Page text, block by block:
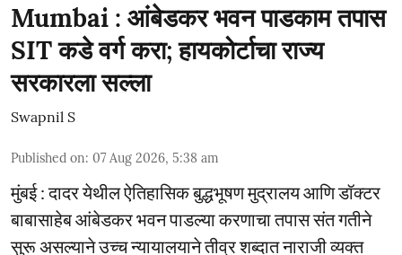
Mumbai : आंबेडकर भवन पाडकाम तपास
SIT कडे वर्ग करा; हायकोर्टाचा राज्य
सरकारला सल्ला
Swapnil S
Published on: 07 Aug 2026, 5:38 am
मुंबई : दादर येथील ऐतिहासिक बुद्धभूषण मुद्रालय आणि डॉक्टर
बाबासाहेब आंबेडकर भवन पाडल्या करणाचा तपास संत गतीने
सुरू असल्याने उच्च न्यायालयाने तीव्र शब्दात नाराजी व्यक्त